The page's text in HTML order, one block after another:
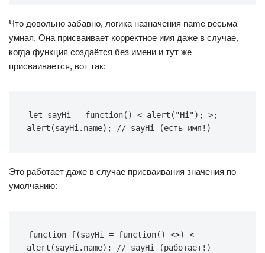
Что довольно забавно, логика назначения name весьма
умная. Она присваивает корректное имя даже в случае,
когда функция создаётся без имени и тут же
присваивается, вот так:
let sayHi = function() < alert("Hi"); >;
alert(sayHi.name); // sayHi (есть имя!)
Это работает даже в случае присваивания значения по
умолчанию:
function f(sayHi = function() <>) <
alert(sayHi.name); // sayHi (работает!)